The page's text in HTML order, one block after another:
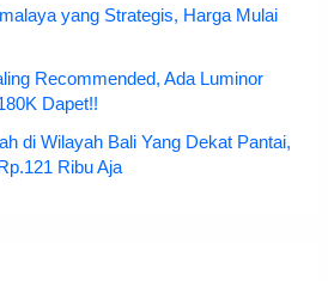
yang Strategis, Harga Mulai
Recommended, Ada Luminor
Dapet!!
di Wilayah Bali Yang Dekat Pantai,
Ribu Aja